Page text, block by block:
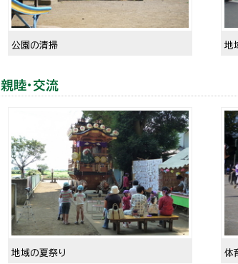
公園の清掃 地
親睦・交流
地域の夏祭り 体